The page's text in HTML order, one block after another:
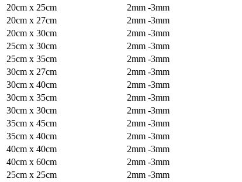
20cm x 25cm
2mm -3mm
20cm x 27cm
2mm -3mm
20cm x 30cm
2mm -3mm
25cm x 30cm
2mm -3mm
25cm x 35cm
2mm -3mm
30cm x 27cm
2mm -3mm
30cm x 40cm
2mm -3mm
30cm x 35cm
2mm -3mm
30cm x 30cm
2mm -3mm
35cm x 45cm
2mm -3mm
35cm x 40cm
2mm -3mm
40cm x 40cm
2mm -3mm
40cm x 60cm
2mm -3mm
25cm x 25cm
2mm -3mm